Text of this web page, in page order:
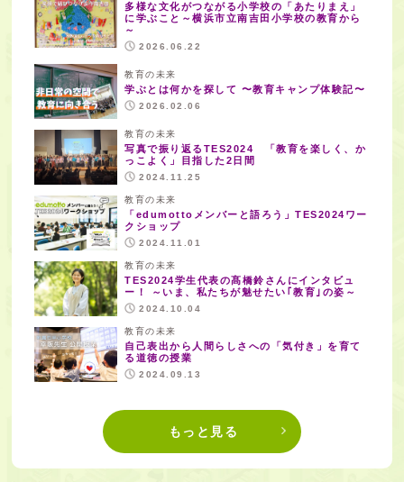
多様な文化がつながる小学校の「あたりまえ」
に学ぶこと～横浜市立南吉田小学校の教育から
～
2026.06.22
教育の未来
学ぶとは何かを探して 〜教育キャンプ体験記〜
2026.02.06
教育の未来
写真で振り返るTES2024 「教育を楽しく、か
っこよく」目指した2日間
2024.11.25
教育の未来
「edumottoメンバーと語ろう」TES2024ワー
クショップ
2024.11.01
教育の未来
TES2024学生代表の髙橋鈴さんにインタビュ
ー！ ～いま、私たちが魅せたい｢教育｣の姿～
2024.10.04
教育の未来
自己表出から人間らしさへの「気付き」を育て
る道徳の授業
2024.09.13
もっと見る